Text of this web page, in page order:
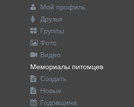
Мой профиль
Друзья
Группы
Фото
Видео
Мемориалы питомцев
Создать
Новые
Годовщина